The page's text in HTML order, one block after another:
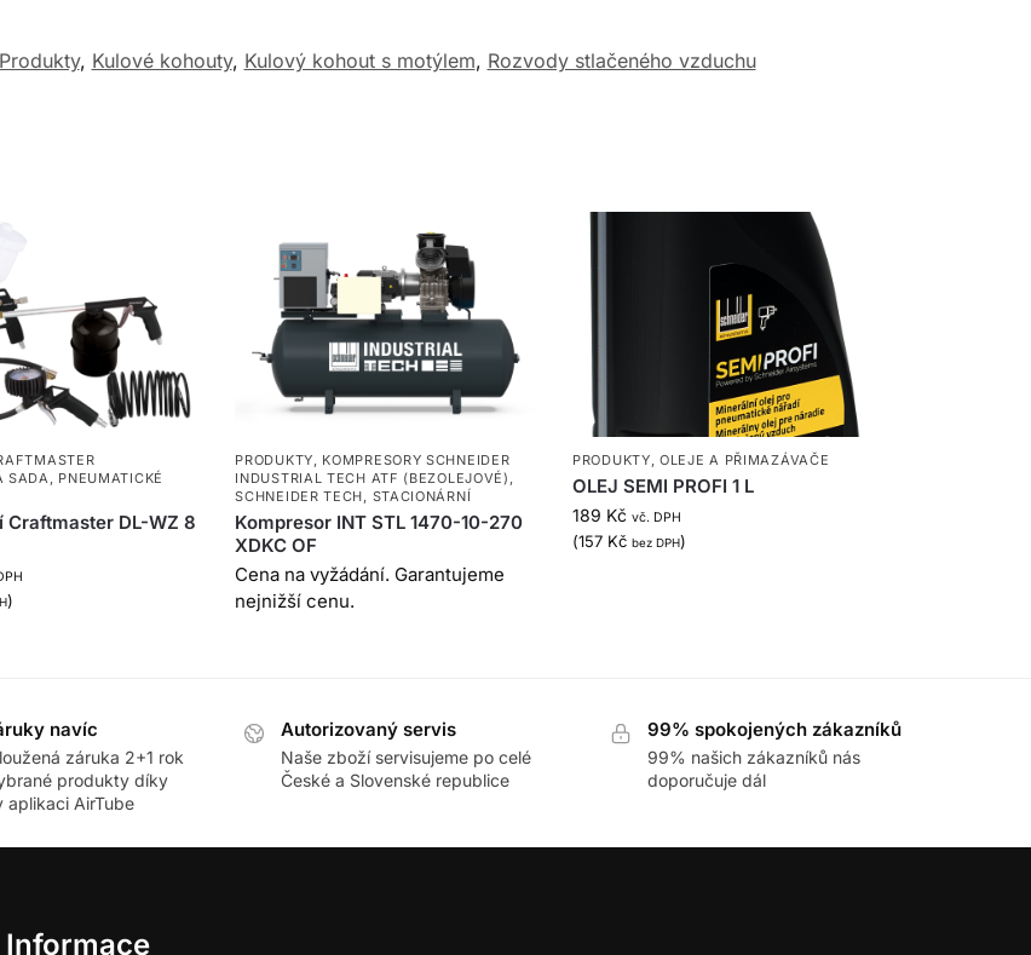
Produkty, Kulové kohouty, Kulový kohout s motýlem, Rozvody stlačeného vzduchu
SADA, PNEUMATICKÉ
Craftmaster DL-WZ 8
)
PRODUKTY, KOMPRESORY SCHNEIDER
INDUSTRIAL TECH ATF (BEZOLEJOVÉ) ,
SCHNEIDER TECH, STACIONÁRNÍ
Kompresor INT STL 1470-10-270
XDKC OF
Cena na vyžádání. Garantujeme
nejnižší cenu.
PRODUKTY,OLEJE A PŘIMAZÁVAČE
OLEJ SEMI PROFI 1 L
189 Kč vč. DPH
(157 Kč bez DPH)
navíc
záruka 2+1 rok
produkty díky
aplikaci AirTube
Autorizovaný servis
Naše zboží servisujeme po celé
České a Slovenské republice
99% spokojených zákazníků
99% našich zákazníků nás
doporučuje dál
Informace